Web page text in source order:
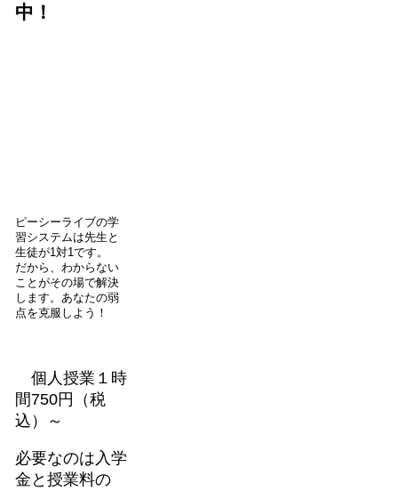
中！
ピーシーライブの学
習システムは先生と
生徒が1対1です。
だから、わからない
ことがその場で解決
します。あなたの弱
点を克服しよう！
個人授業１時
間750円（税
込）～
必要なのは入学
金と授業料の